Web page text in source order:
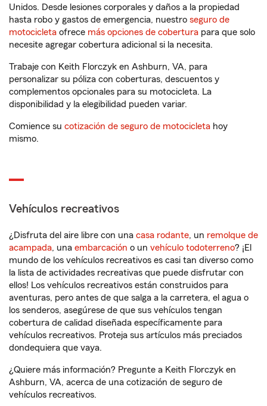
Unidos. Desde lesiones corporales y daños a la propiedad
hasta robo y gastos de emergencia, nuestro seguro de
motocicleta ofrece más opciones de cobertura para que solo
necesite agregar cobertura adicional si la necesita.
Trabaje con Keith Florczyk en Ashburn, VA, para
personalizar su póliza con coberturas, descuentos y
complementos opcionales para su motocicleta. La
disponibilidad y la elegibilidad pueden variar.
Comience su cotización de seguro de motocicleta hoy
mismo.
Vehículos recreativos
¿Disfruta del aire libre con una casa rodante, un remolque de
acampada, una embarcación o un vehículo todoterreno? ¡El
mundo de los vehículos recreativos es casi tan diverso como
la lista de actividades recreativas que puede disfrutar con
ellos! Los vehículos recreativos están construidos para
aventuras, pero antes de que salga a la carretera, el agua o
los senderos, asegúrese de que sus vehículos tengan
cobertura de calidad diseñada específicamente para
vehículos recreativos. Proteja sus artículos más preciados
dondequiera que vaya.
¿Quiere más información? Pregunte a Keith Florczyk en
Ashburn, VA, acerca de una cotización de seguro de
vehículos recreativos.